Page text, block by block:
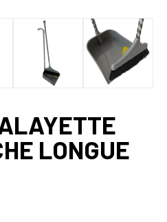
LONGUE